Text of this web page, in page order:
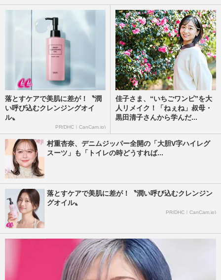
落とすケアで美肌に差が！〝潤
い呼び込むクレンジングオイ
ル〟
PR(DHC｜CanCam.jp)
佳子さま、“いちごワンピ”を大
人リメイク！「ねぇね」叔母・
黒田清子さんから学んだ...
村重杏奈、デニムジッパー全開の「大胆V字ハイレグ
スーツ」も「トイレの時どうすれば...
落とすケアで美肌に差が！〝潤い呼び込むクレンジン
グオイル〟
PR(DHC｜CanCam.jp)